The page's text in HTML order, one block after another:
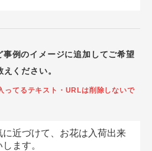
事例のイメージに追加してご希望
ください。
ってるテキスト・URLは削除しないで